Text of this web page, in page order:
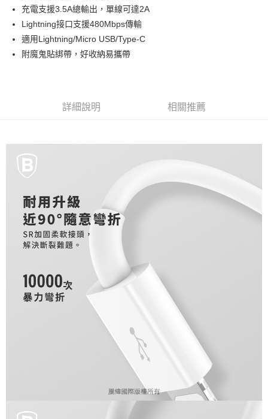
ATM付款
運送方式
全家取貨付款
每筆NT$50，滿NT$490(含以上)免運費
充電支援3.5A總輸出，單線可達2A
Lightning接口支援480Mbps傳輸
適用Lightning/Micro USB/Type-C
附魔鬼貼綁帶，好收納易攜帶
詳細說明 相關推薦